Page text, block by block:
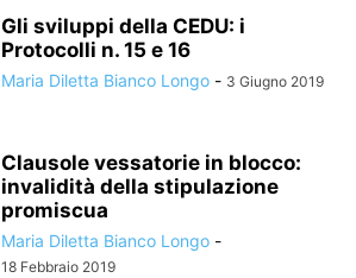
Gli sviluppi della CEDU: i
Protocolli n. 15 e 16
Maria Diletta Bianco Longo - 3 Giugno 2019
Clausole vessatorie in blocco:
invalidità della stipulazione
promiscua
Maria Diletta Bianco Longo -
18 Febbraio 2019